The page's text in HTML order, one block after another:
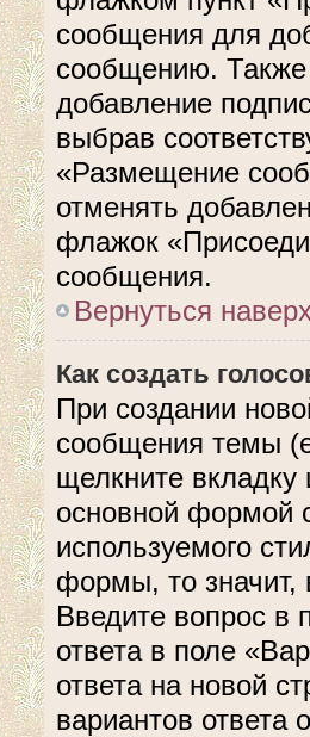
сообщения для
сообщению. Также
добавление
выбрав
«Размещение
отменять
флажок
сообщения.
Вернуться
Как создать
При создании
сообщения темы
щелкните
основной формой
используемого
формы, то значит,
Введите вопрос в
ответа в поле
ответа на новой
вариантов ответа